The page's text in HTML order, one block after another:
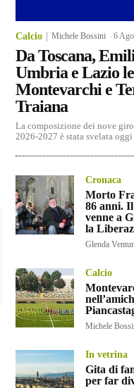
Calcio Michele Bossini -6
Da Toscana,
Umbria e Lazio
Montevarchi e
Traiana
La composizione dei nove
2026-2027 è stata svelata
Cronaca
Morto
86 anni.
venne a
la
Glenda
Calcio
Michele
In vetrina
Gita di
per far